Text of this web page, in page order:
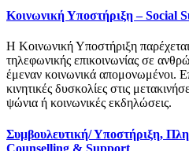
Κοινωνική Υποστήριξη – Social
Η Κοινωνική Υποστήριξη
τηλεφωνικής επικοινωνίας σε
έμεναν κοινωνικά απομονωμένοι.
κινητικές δυσκολίες στις
ψώνια ή κοινωνικές εκδηλώσεις.
Συμβουλευτική/ Υποστήριξη,
Counselling & Support